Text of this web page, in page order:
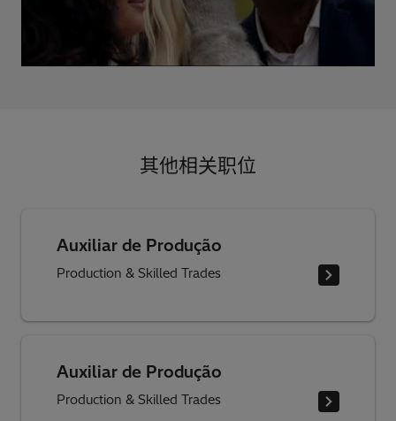
其他相关职位
Auxiliar de Produção
Production & Skilled Trades
Auxiliar de Produção
Production & Skilled Trades